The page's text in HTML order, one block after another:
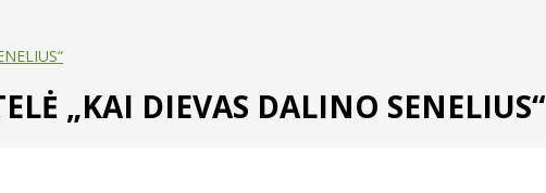
„KAI DIEVAS DALINO SENELIUS“